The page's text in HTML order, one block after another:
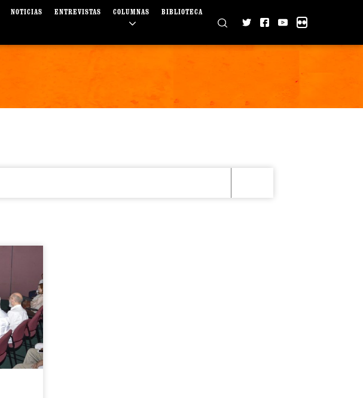
NOTICIAS ENTREVISTAS COLUMNAS BIBLIOTECA